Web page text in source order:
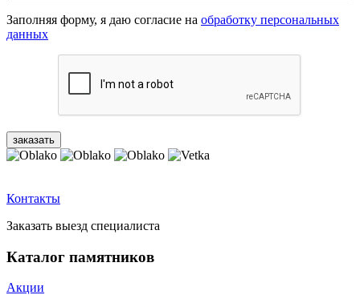
Заполняя форму, я даю согласие на обработку персональных
данных
Контакты
Заказать выезд специалиста
Каталог памятников
Акции